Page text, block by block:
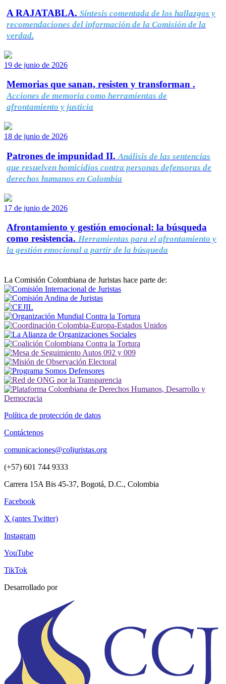
A RAJATABLA. Síntesis comentada de los hallazgos y
recomendaciones del información de la Comisión de la
verdad.
19 de junio de 2026
Memorias que sanan, resisten y transforman .
Acciones de memoria como herramientas de
afrontamiento y justicia
18 de junio de 2026
Patrones de impunidad II. Análisis de las sentencias
que resuelven homicidios contra personas defensoras de
derechos humanos en Colombia
17 de junio de 2026
Afrontamiento y gestión emocional: la búsqueda
como resistencia. Herramientas para el afrontamiento y
la gestión emocional a partir de la búsqueda
La Comisión Colombiana de Juristas hace parte de:
Política de protección de datos
Contáctenos
comunicaciones@coljuristas.org
(+57) 601 744 9333
Carrera 15A Bis 45-37, Bogotá, D.C., Colombia
Facebook
X (antes Twitter)
Instagram
YouTube
TikTok
Desarrollado por